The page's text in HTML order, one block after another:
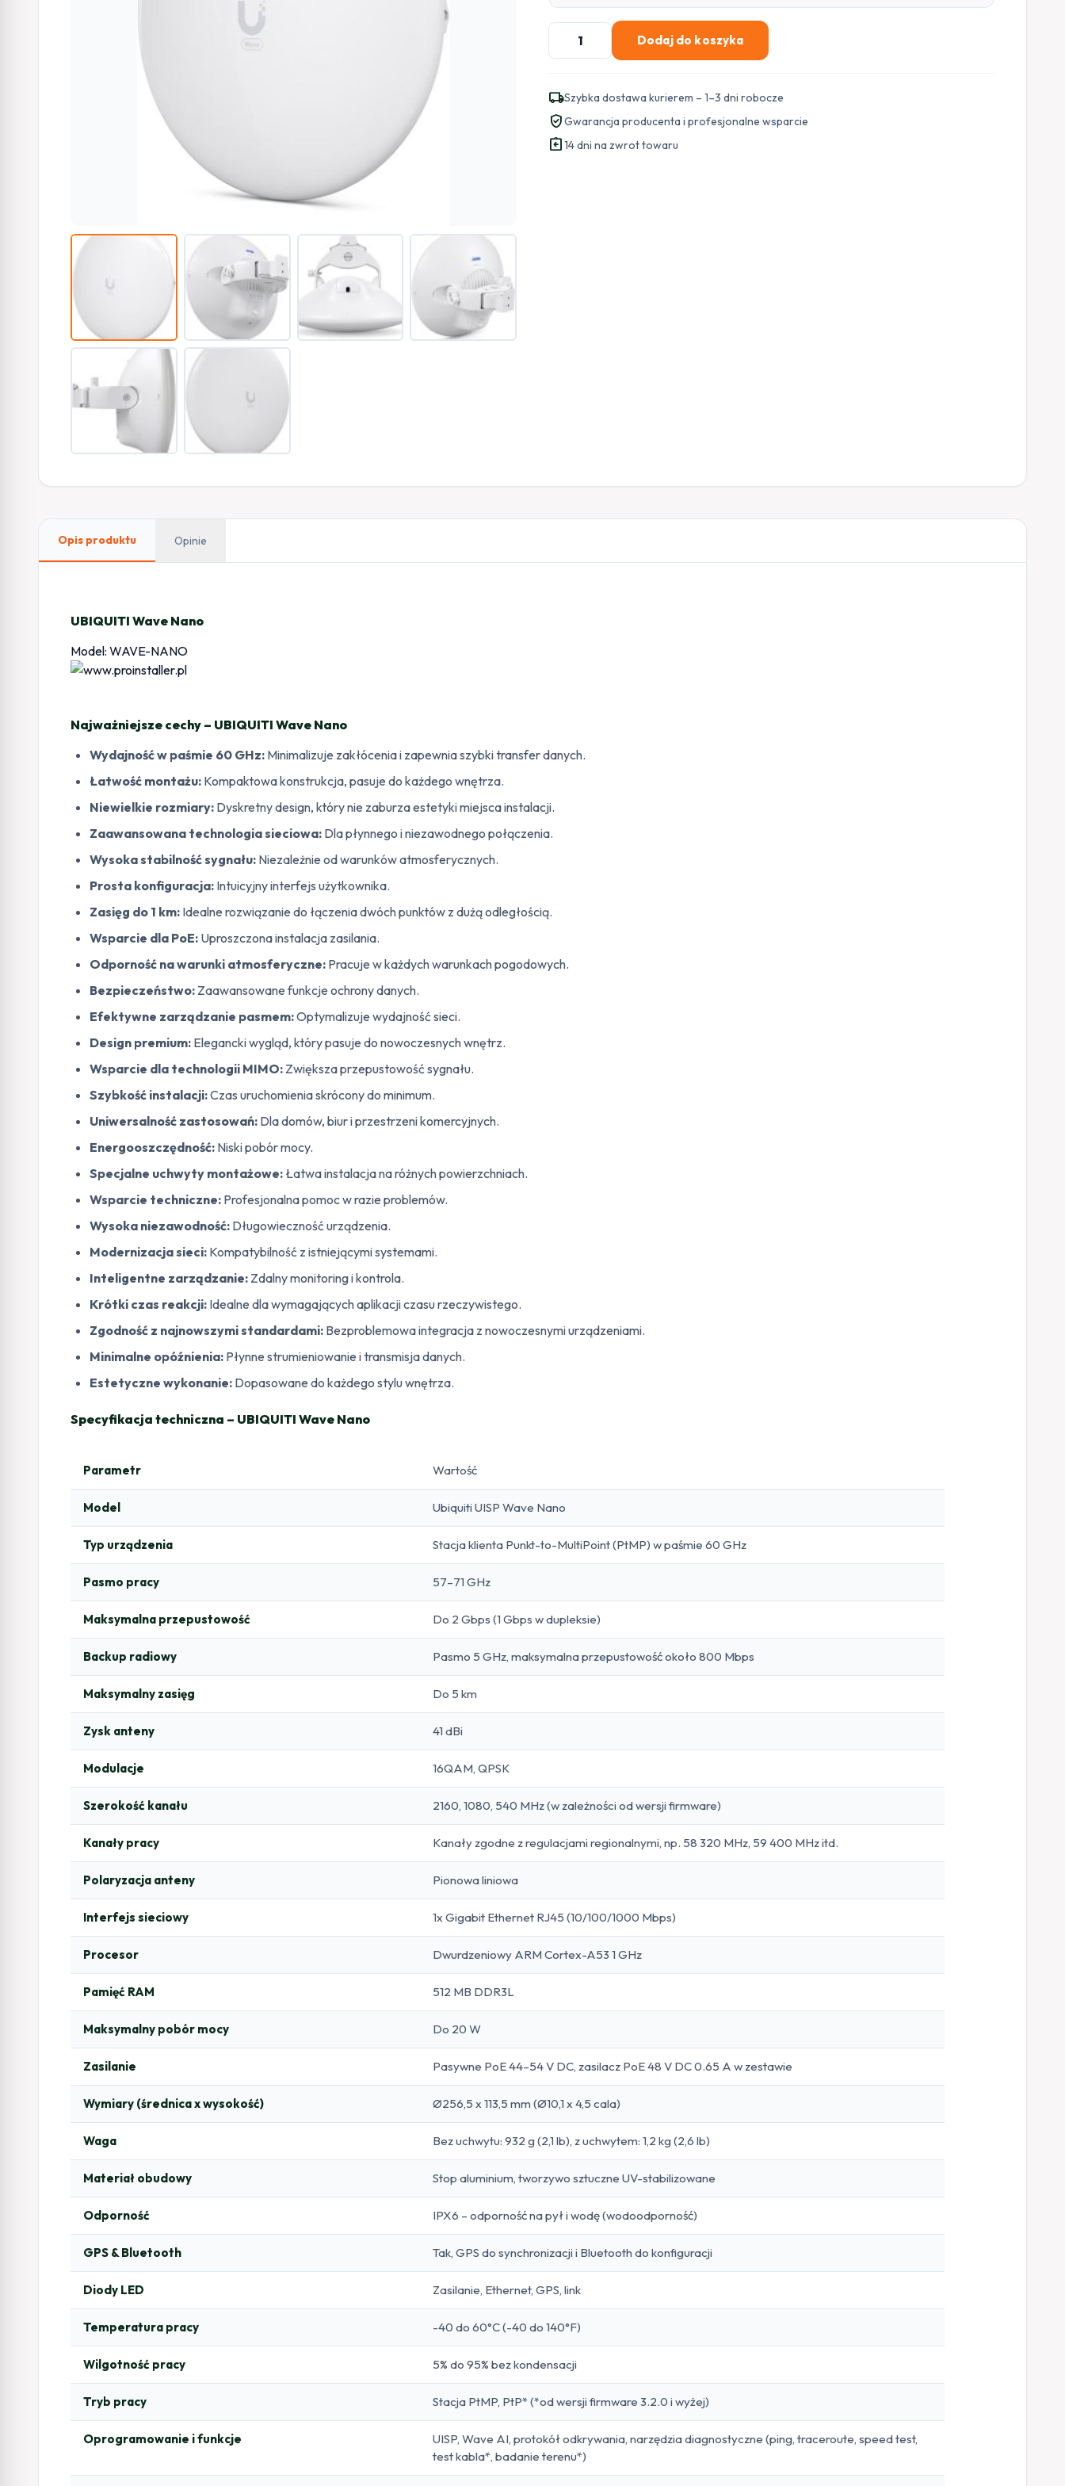
ilość
UBIQUITI
Nano
Dodaj do koszyka
local_shippingSzybka dostawa kurierem – 1–3 dni robocze
verified_userGwarancja producenta i profesjonalne wsparcie
assignment_return14 dni na zwrot towaru
Opis produktu Opinie
UBIQUITI Wave Nano
Model: WAVE-NANO
Najważniejsze cechy – UBIQUITI Wave Nano
Wydajność w paśmie 60 GHz: Minimalizuje zakłócenia i zapewnia szybki transfer danych.
Łatwość montażu: Kompaktowa konstrukcja, pasuje do każdego wnętrza.
Niewielkie rozmiary: Dyskretny design, który nie zaburza estetyki miejsca instalacji.
Zaawansowana technologia sieciowa: Dla płynnego i niezawodnego połączenia.
Wysoka stabilność sygnału: Niezależnie od warunków atmosferycznych.
Prosta konfiguracja: Intuicyjny interfejs użytkownika.
Zasięg do 1 km: Idealne rozwiązanie do łączenia dwóch punktów z dużą odległością.
Wsparcie dla PoE: Uproszczona instalacja zasilania.
Odporność na warunki atmosferyczne: Pracuje w każdych warunkach pogodowych.
Bezpieczeństwo: Zaawansowane funkcje ochrony danych.
Efektywne zarządzanie pasmem:Optymalizuje wydajność sieci.
Design premium: Elegancki wygląd, który pasuje do nowoczesnych wnętrz.
Wsparcie dla technologii MIMO: Zwiększa przepustowość sygnału.
Szybkość instalacji:Czas uruchomienia skrócony do minimum.
Uniwersalność zastosowań: Dla domów, biur i przestrzeni komercyjnych.
Energooszczędność: Niski pobór mocy.
Specjalne uchwyty montażowe: Łatwa instalacja na różnych powierzchniach.
Wsparcie techniczne: Profesjonalna pomoc w razie problemów.
Wysoka niezawodność: Długowieczność urządzenia.
Modernizacja sieci: Kompatybilność z istniejącymi systemami.
Inteligentne zarządzanie: Zdalny monitoring i kontrola.
Krótki czas reakcji: Idealne dla wymagających aplikacji czasu rzeczywistego.
Zgodność z najnowszymi standardami: Bezproblemowa integracja z nowoczesnymi urządzeniami.
Minimalne opóźnienia: Płynne strumieniowanie i transmisja danych.
Estetyczne wykonanie: Dopasowane do każdego stylu wnętrza.
Specyfikacja techniczna – UBIQUITI Wave Nano
Parametr Wartość
Model Ubiquiti UISP Wave Nano
Typ urządzenia Stacja klienta Punkt-to-MultiPoint (PtMP) w paśmie 60 GHz
Pasmo pracy 57–71 GHz
Maksymalna przepustowość Do 2 Gbps (1 Gbps w dupleksie)
Backup radiowy Pasmo 5 GHz, maksymalna przepustowość około 800 Mbps
Maksymalny zasięg Do 5 km
Zysk anteny 41 dBi
Modulacje 16QAM, QPSK
Szerokość kanału 2160, 1080, 540 MHz (w zależności od wersji firmware)
Kanały pracy Kanały zgodne z regulacjami regionalnymi, np. 58 320 MHz, 59 400 MHz itd.
Polaryzacja anteny Pionowa liniowa
Interfejs sieciowy 1x Gigabit Ethernet RJ45 (10/100/1000 Mbps)
Procesor Dwurdzeniowy ARM Cortex-A53 1 GHz
Pamięć RAM 512 MB DDR3L
Maksymalny pobór mocy Do 20 W
Zasilanie Pasywne PoE 44–54 V DC, zasilacz PoE 48 V DC 0.65 A w zestawie
Wymiary (średnica x wysokość) Ø256,5 x 113,5 mm (Ø10,1 x 4,5 cala)
Waga Bez uchwytu: 932 g (2,1 lb), z uchwytem: 1,2 kg (2,6 lb)
Materiał obudowy Stop aluminium, tworzywo sztuczne UV-stabilizowane
Odporność IPX6 – odporność na pył i wodę (wodoodporność)
GPS & Bluetooth Tak, GPS do synchronizacji i Bluetooth do konfiguracji
Diody LED Zasilanie, Ethernet, GPS, link
Temperatura pracy -40 do 60°C (-40 do 140°F)
Wilgotność pracy 5% do 95% bez kondensacji
Tryb pracy Stacja PtMP, PtP* (*od wersji firmware 3.2.0 i wyżej)
Oprogramowanie i funkcje
UISP, Wave AI, protokół odkrywania, narzędzia diagnostyczne (ping, traceroute, speed test,
test kabla*, badanie terenu*)